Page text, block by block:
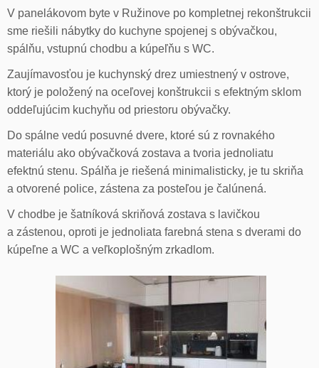
V panelákovom byte v Ružinove po kompletnej rekonštrukcii
sme riešili nábytky do kuchyne spojenej s obývačkou,
spálňu, vstupnú chodbu a kúpeľňu s WC.
Zaujímavosťou je kuchynský drez umiestnený v ostrove,
ktorý je položený na oceľovej konštrukcii s efektným sklom
oddeľujúcim kuchyňu od priestoru obývačky.
Do spálne vedú posuvné dvere, ktoré sú z rovnakého
materiálu ako obývačková zostava a tvoria jednoliatu
efektnú stenu. Spálňa je riešená minimalisticky, je tu skriňa
a otvorené police, zástena za posteľou je čalúnená.
V chodbe je šatníková skriňová zostava s lavičkou
a zástenou, oproti je jednoliata farebná stena s dverami do
kúpeľne a WC a veľkoplošným zrkadlom.